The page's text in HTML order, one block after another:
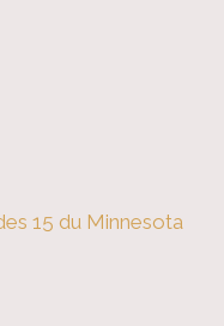
15 du Minnesota